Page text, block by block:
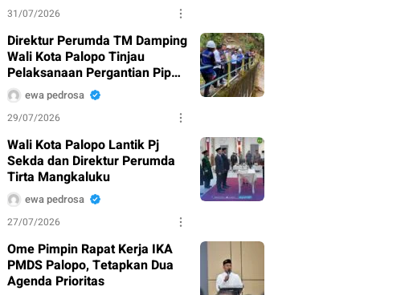
31/07/2026
Direktur Perumda TM Damping
Wali Kota Palopo Tinjau
Pelaksanaan Pergantian Pipa
Air Baku di Battang
ewa pedrosa
29/07/2026
Wali Kota Palopo Lantik Pj
Sekda dan Direktur Perumda
Tirta Mangkaluku
ewa pedrosa
27/07/2026
Ome Pimpin Rapat Kerja IKA
PMDS Palopo, Tetapkan Dua
Agenda Prioritas